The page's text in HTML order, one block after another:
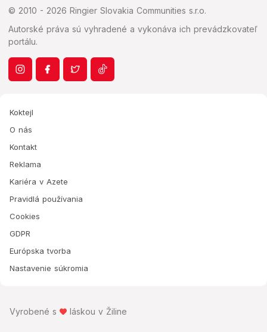
© 2010 - 2026 Ringier Slovakia Communities s.r.o.
Autorské práva sú vyhradené a vykonáva ich prevádzkovateľ
portálu.
Koktejl
O nás
Kontakt
Reklama
Kariéra v Azete
Pravidlá používania
Cookies
GDPR
Európska tvorba
Nastavenie súkromia
Vyrobené s láskou v Žiline